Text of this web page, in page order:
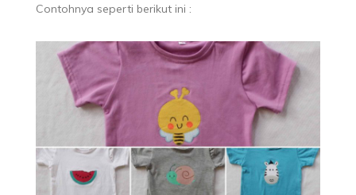
Contohnya seperti berikut ini :